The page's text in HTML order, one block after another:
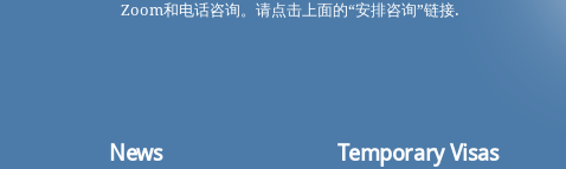
Zoom和电话咨询。请点击上面的“安排咨询”链接.
News Temporary Visas